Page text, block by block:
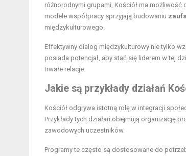
różnorodnymi grupami, Kościół ma
modele współpracy sprzyjają budowaniu
międzykulturowego.
Effektywny dialog międzykulturowy nie tylko
posiada potencjał, aby stać się liderem w tej
trwałe relacje.
Jakie są przykłady działań
Kościół odgrywa istotną rolę w integracji
Przykłady tych działań obejmują organizację
zawodowych uczestników.
Programy te często są dostosowane do